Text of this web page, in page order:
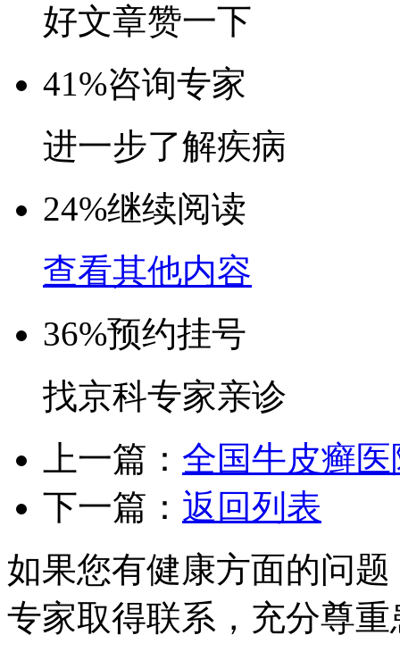
好文章赞一下
41%咨询专家
进一步了解疾病
24%继续阅读
查看其他内容
36%预约挂号
找京科专家亲诊
上一篇： 全国牛皮癣
下一篇： 返回列表
如果您有健康方面的问
专家取得联系，充分尊